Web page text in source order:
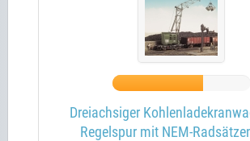
Dreiachsiger
Regelspur mit NEM-